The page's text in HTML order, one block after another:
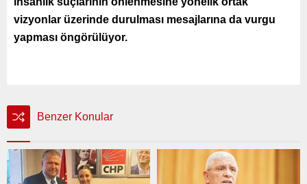
vizyonlar üzerinde durulması mesajlarına da vurgu
yapması öngörülüyor.
Benzer Konular